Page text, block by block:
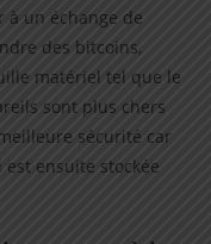
à un échange de
des bitcoins,
matériel tel que le
sont plus chers
sécurité car
ensuite stockée